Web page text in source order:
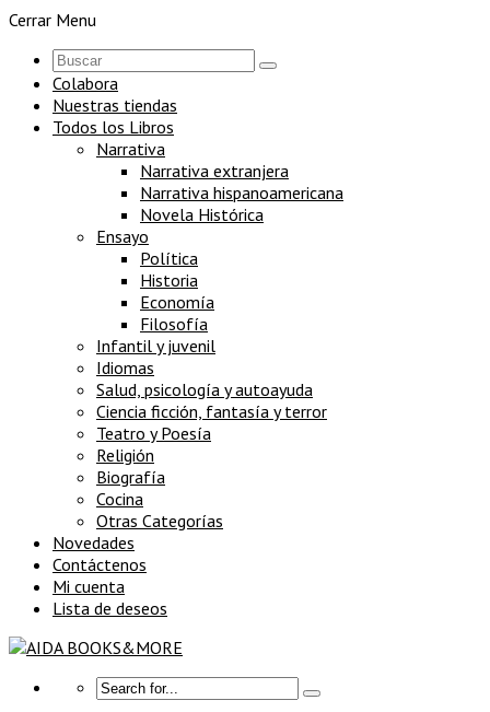
Cerrar Menu
Colabora
Nuestras tiendas
Todos los Libros
Narrativa
Narrativa extranjera
Narrativa hispanoamericana
Novela Histórica
Ensayo
Política
Historia
Economía
Filosofía
Infantil y juvenil
Idiomas
Salud, psicología y autoayuda
Ciencia ficción, fantasía y terror
Teatro y Poesía
Religión
Biografía
Cocina
Otras Categorías
Novedades
Contáctenos
Mi cuenta
Lista de deseos